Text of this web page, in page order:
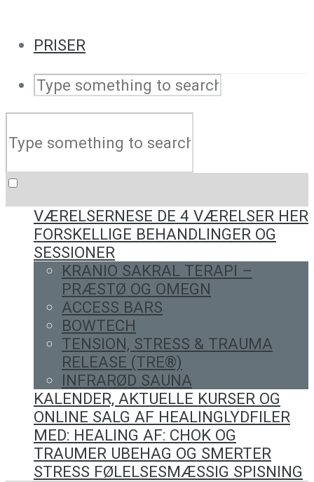
PRISER
VÆRELSERNESE DE 4 VÆRELSER HER
FORSKELLIGE BEHANDLINGER OG
SESSIONER
KRANIO SAKRAL TERAPI –
PRÆSTØ OG OMEGN
ACCESS BARS
BOWTECH
TENSION, STRESS & TRAUMA
RELEASE (TRE®)
INFRARØD SAUNA
KALENDER, AKTUELLE KURSER OG
ONLINE SALG AF HEALINGLYDFILER
MED: HEALING AF: CHOK OG
TRAUMER UBEHAG OG SMERTER
STRESS FØLELSESMÆSSIG SPISNING